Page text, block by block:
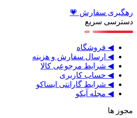
رهگیری سفارش 💗
دسترسی سریع
◀ فروشگاه
◀ ارسال سفارش و هزینه
◀ شرایط مرجوعی کالا
◀ حساب کاربری
◀ شرایط گارانتی ایساکو
◀ مجله آیکو
مجوز ها